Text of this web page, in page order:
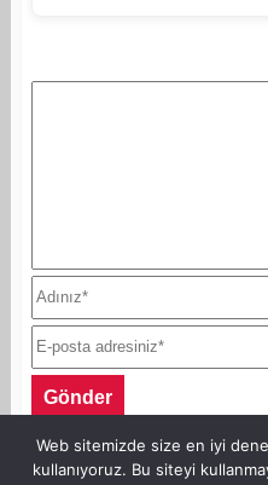
Web sitemizde size en iyi
kullanıyoruz. Bu siteyi